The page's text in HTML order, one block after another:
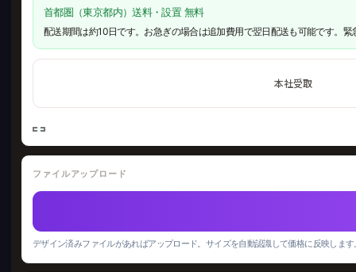
首都圏（東京都内）送料・設置 無料
配送期間は約10日です。お急ぎの場合は追加費用で翌日配送も可能です。
本社受取
ファイルアップロード
デザイン済みファイルがあればアップロード。サイズを自動認識して価格に反映しま